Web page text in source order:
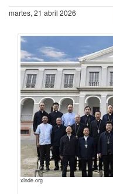
martes, 21 abril 2026
xinde.org